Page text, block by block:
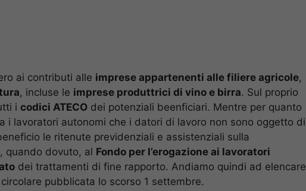
ai contributi alle imprese appartenenti alle filiere agricole,
, incluse le imprese produttrici di vino e birra. Sul proprio
i codici ATECO dei potenziali beenficiari. Mentre per quanto
i lavoratori autonomi che i datori di lavoro non sono oggetto di
le ritenute previdenziali e assistenziali sulla
quando dovuto, al Fondo per l’erogazione ai lavoratori
dei trattamenti di fine rapporto. Andiamo quindi ad elencare
pubblicata lo scorso 1 settembre.